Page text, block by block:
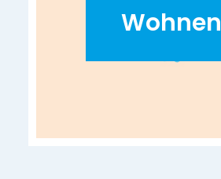
Wohnen